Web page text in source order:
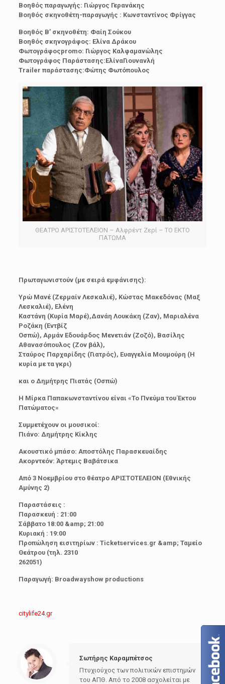
Βοηθός παραγωγής: Γιώργος Γερανάκης
Βοηθός σκηνοθέτη-παραγωγής : Κωνσταντίνος Φρίγγας
Βοηθός Β’ σκηνοθέτη: Φαίη Σούκου
Βοηθός σκηνογράφος: Ελίνα Δράκου
Φωτογράφοςpromo: Γιώργος Καλφαμανώλης
Φωτογράφος Παράστασης:ΕλίναΓιουνανλή
Trailer παράστασης:Φώτης Φωτόπουλος
ΘΕΑΤΡΟ ΑΡΙΣΤΟΤΕΛΕΙΟΝ – Αλφρέντ Ζερί – ΤΟ ΕΚΤΟ
ΠΑΤΩΜΑ
Πρωταγωνιστούν (με σειρά εμφάνισης):
Υρώ Μανέ (Ζερμαίν Λεσκαλιέ), Κώστας Μακεδόνας (Μαξ
Λεσκαλιέ), Ελένη
Καστάνη (Κυρία Μαρέ),Δανάη Λουκάκη (Ζαν), Μαριαλένα
Ροζάκη (Εντβίζ
Οσπώ), Αρμάν Εδουάρδος Μενετιάν (Ζοζό), Βασίλης
Αθανασόπουλος (Ζον βάλ),
Σταύρος Παρχαρίδης (Γιατρός), Ευαγγελία Μουμούρη (Η
κυρία με τα γκρι)
και ο Δημήτρης Πιατάς (Οσπώ)
Η Μίρκα Παπακωνσταντίνου είναι «Το Πνεύμα του Έκτου
Πατώματος»
Συμμετέχουν οι μουσικοί:
Πιάνο: Δημήτρης Κίκλης
Ακουστικό μπάσο: Αποστόλης Παρασκευαίδης
Ακορντεόν: Άρτεμις Βαβάτσικα
Από 3 Νοεμβρίου στο θέατρο ΑΡΙΣΤΟΤΕΛΕΙΟΝ (Εθνικής
Αμύνης 2)
Παραστάσεις :
Παρασκευή : 21:00
Σάββατο 18:00 &amp; 21:00
Κυριακή : 19:00
Προπώληση εισιτηρίων : Ticketservices.gr &amp; Ταμείο
Θεάτρου (τηλ. 2310
262051)
Παραγωγή: Broadwayshow productions
citylife24.gr
Σωτήρης Καραμπέτσος
Πτυχιούχος των πολιτικών επιστημών
του ΑΠΘ. Από το 2008 ασχολείται με